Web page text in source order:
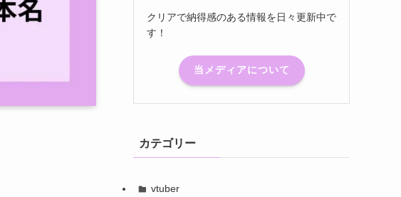
クリアで納得感のある情報を日々更新中で
す！
当メディアについて
カテゴリー
vtuber